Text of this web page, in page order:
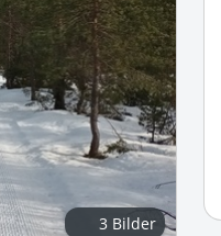
3 Bilder